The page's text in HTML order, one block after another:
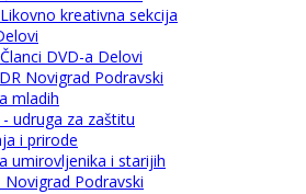
Likovno kreativna sekcija
Članci DVD-a Delovi
Novigrad Podravski
mladih
- udruga za zaštitu
i prirode
umirovljenika i starijih
Podravski